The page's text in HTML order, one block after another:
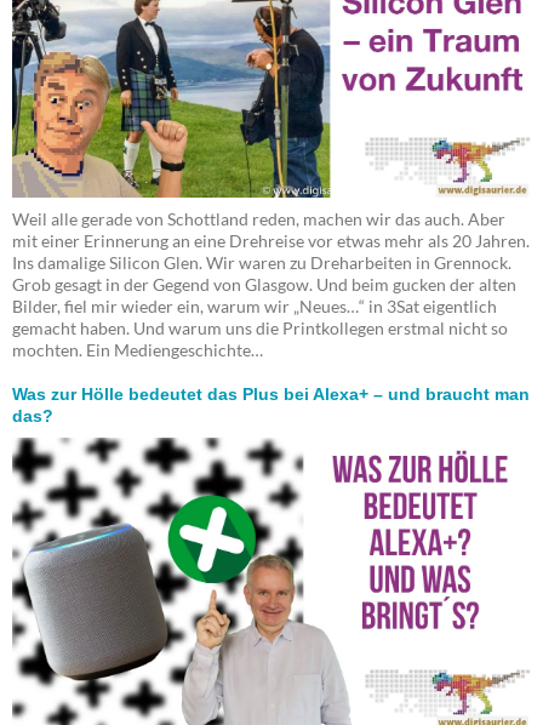
Weil alle gerade von Schottland reden, machen wir das auch. Aber
mit einer Erinnerung an eine Drehreise vor etwas mehr als 20 Jahren.
Ins damalige Silicon Glen. Wir waren zu Dreharbeiten in Grennock.
Grob gesagt in der Gegend von Glasgow. Und beim gucken der alten
Bilder, fiel mir wieder ein, warum wir „Neues…“ in 3Sat eigentlich
gemacht haben. Und warum uns die Printkollegen erstmal nicht so
mochten. Ein Mediengeschichte…
Was zur Hölle bedeutet das Plus bei Alexa+ – und braucht man
das?